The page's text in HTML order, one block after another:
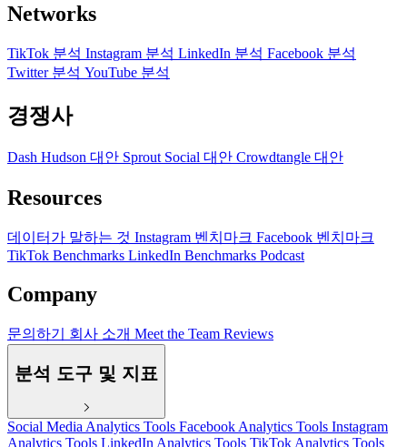
Networks
TikTok 분석 Instagram 분석 LinkedIn 분석 Facebook 분석
Twitter 분석 YouTube 분석
경쟁사
Dash Hudson 대안 Sprout Social 대안 Crowdtangle 대안
Resources
데이터가 말하는 것 Instagram 벤치마크 Facebook 벤치마크
TikTok Benchmarks LinkedIn Benchmarks Podcast
Company
문의하기 회사 소개 Meet the Team Reviews
분석 도구 및 지표
Social Media Analytics Tools Facebook Analytics Tools Instagram
Analytics Tools LinkedIn Analytics Tools TikTok Analytics Tools